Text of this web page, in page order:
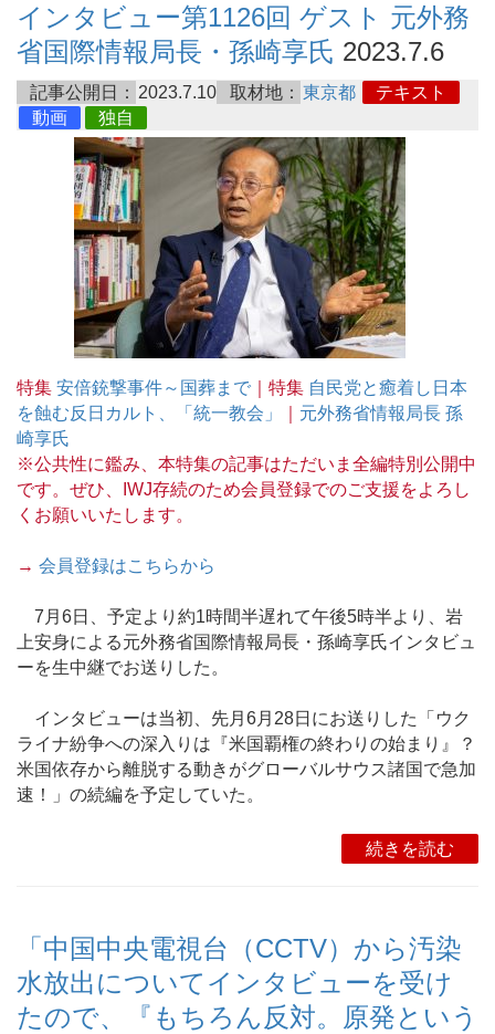
インタビュー第1126回 ゲスト 元外務
省国際情報局長・孫崎享氏 2023.7.6
記事公開日： 2023.7.10 取材地： 東京都
テキスト
動画
独自
特集 安倍銃撃事件～国葬まで ｜特集 自民党と癒着し日本
を蝕む反日カルト、「統一教会」
元外務省情報局長 孫
崎享氏
※公共性に鑑み、本特集の記事はただいま全編特別公開中
です。ぜひ、IWJ存続のため会員登録でのご支援をよろし
くお願いいたします。
→ 会員登録はこちらから
7月6日、予定より約1時間半遅れて午後5時半より、岩
上安身による元外務省国際情報局長・孫崎享氏インタビュ
ーを生中継でお送りした。
インタビューは当初、先月6月28日にお送りした「ウク
ライナ紛争への深入りは『米国覇権の終わりの始まり』？
米国依存から離脱する動きがグローバルサウス諸国で急加
速！」の続編を予定していた。
続きを読む
「中国中央電視台（CCTV）から汚染
水放出についてインタビューを受け
たので、『もちろん反対。原発という